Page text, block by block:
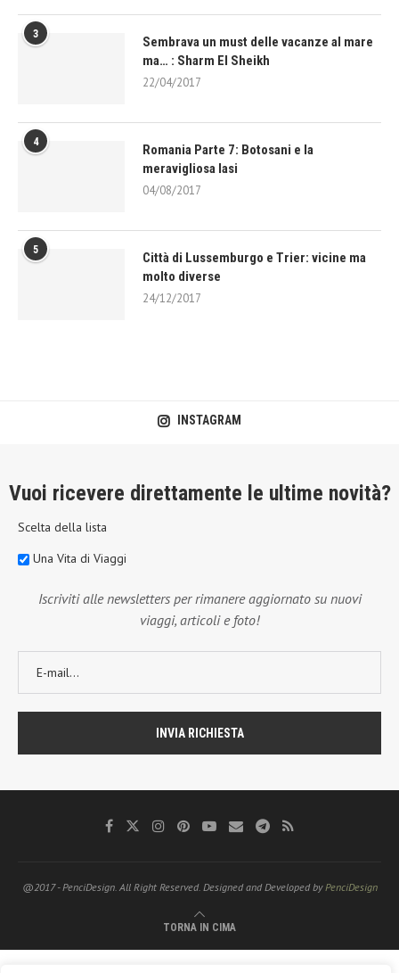
3
Sembrava un must delle vacanze al mare
ma… : Sharm El Sheikh
22/04/2017
4
Romania Parte 7: Botosani e la
meravigliosa Iasi
04/08/2017
5
Città di Lussemburgo e Trier: vicine ma
molto diverse
24/12/2017
INSTAGRAM
Vuoi ricevere direttamente le ultime novità?
Scelta della lista
Una Vita di Viaggi
Iscriviti alle newsletters per rimanere aggiornato su nuovi
viaggi, articoli e foto!
@2017 - PenciDesign. All Right Reserved. Designed and Developed by PenciDesign
TORNA IN CIMA